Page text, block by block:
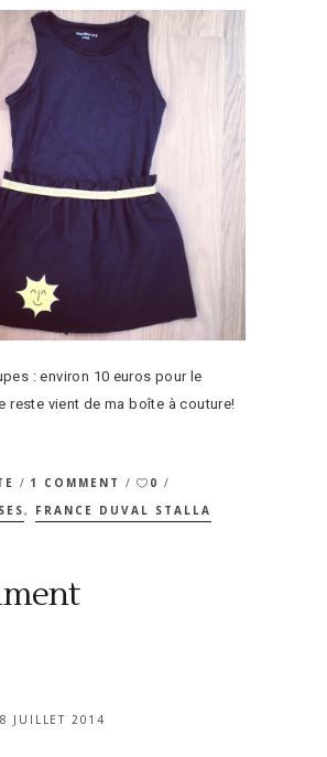
: environ 10 euros pour le
reste vient de ma boîte à couture!
1 COMMENT
0
, FRANCE DUVAL STALLA
JUILLET 2014